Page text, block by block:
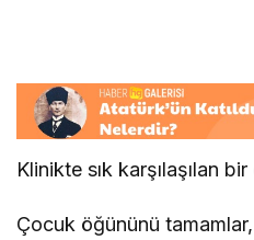
Klinikte sık karşılaşılan
Çocuk öğününü tamamlar,